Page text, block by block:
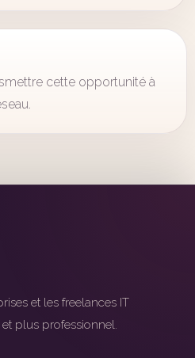
cette opportunité à
et les freelances IT
plus professionnel.